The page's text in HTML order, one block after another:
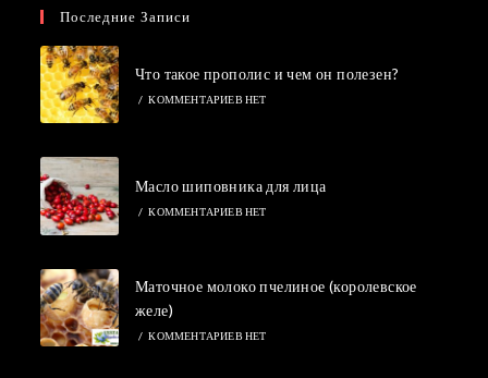
Последние Записи
Что такое прополис и чем он полезен?
/ КОММЕНТАРИЕВ НЕТ
Масло шиповника для лица
/ КОММЕНТАРИЕВ НЕТ
Маточное молоко пчелиное (королевское
желе)
/ КОММЕНТАРИЕВ НЕТ